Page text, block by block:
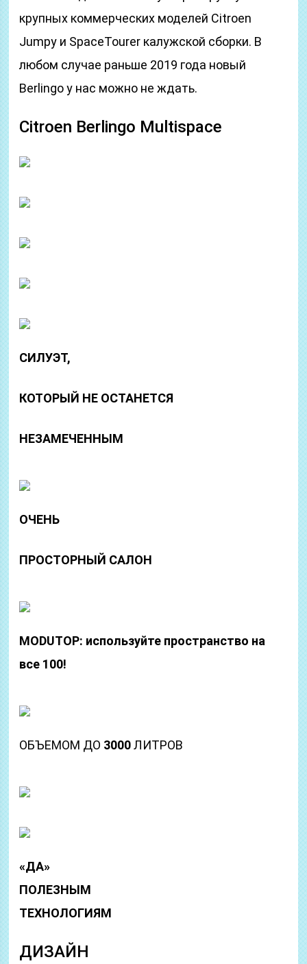
крупных коммерческих моделей Citroen
Jumpy и SpaceTourer калужской сборки. В
любом случае раньше 2019 года новый
Berlingo у нас можно не ждать.
Citroen Berlingo Multispace
СИЛУЭТ,
КОТОРЫЙ НЕ ОСТАНЕТСЯ
НЕЗАМЕЧЕННЫМ
ОЧЕНЬ
ПРОСТОРНЫЙ САЛОН
MODUTOP: используйте пространство на
все 100!
ОБЪЕМОМ ДО 3000ЛИТРОВ
«ДА»
ПОЛЕЗНЫМ
ТЕХНОЛОГИЯМ
ДИЗАЙН